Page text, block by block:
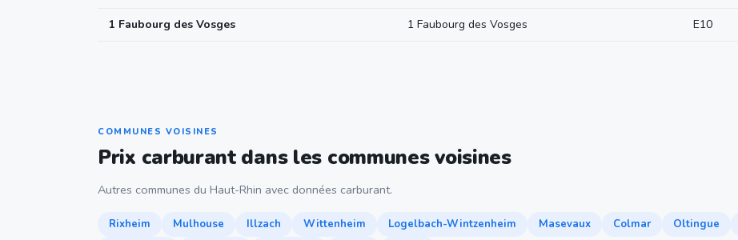
1 Faubourg des Vosges 1 Faubourg des Vosges E10
COMMUNES VOISINES
Prix carburant dans les communes voisines
Autres communes du Haut-Rhin avec données carburant.
Rixheim Mulhouse Illzach Wittenheim Logelbach-Wintzenheim Masevaux Colmar Oltingue